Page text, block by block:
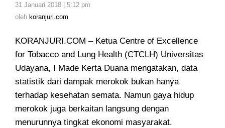
31 Januari 2018 | 5:12 pm
oleh koranjuri.com
KORANJURI.COM – Ketua Centre of Excellence
for Tobacco and Lung Health (CTCLH) Universitas
Udayana, I Made Kerta Duanamengatakan, data
statistik dari dampak merokok bukan hanya
terhadap kesehatan semata. Namun gaya hidup
merokok juga berkaitan langsung dengan
menurunnya tingkat ekonomi masyarakat.